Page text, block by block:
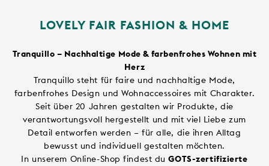
LOVELY FAIR FASHION & HOME
Tranquillo – Nachhaltige Mode & farbenfrohes Wohnen mit
Herz
Tranquillo steht für faire und nachhaltige Mode,
farbenfrohes Design und Wohnaccessoires mit Charakter.
Seit über 20 Jahren gestalten wir Produkte, die
verantwortungsvoll hergestellt und mit viel Liebe zum
Detail entworfen werden – für alle, die ihren Alltag
bewusst und individuell gestalten möchten.
In unserem Online-Shop findest duGOTS-zertifizierte